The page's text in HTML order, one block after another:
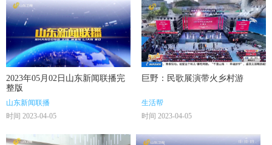
2023年05月02日山东新闻联播完
整版
山东新闻联播
时间 2023-04-05
巨野：民歌展演带火乡村游
生活帮
时间 2023-04-05